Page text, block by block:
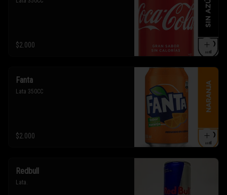
$2.000
Fanta
Lata 350CC
$2.000
Redbull
Lata.